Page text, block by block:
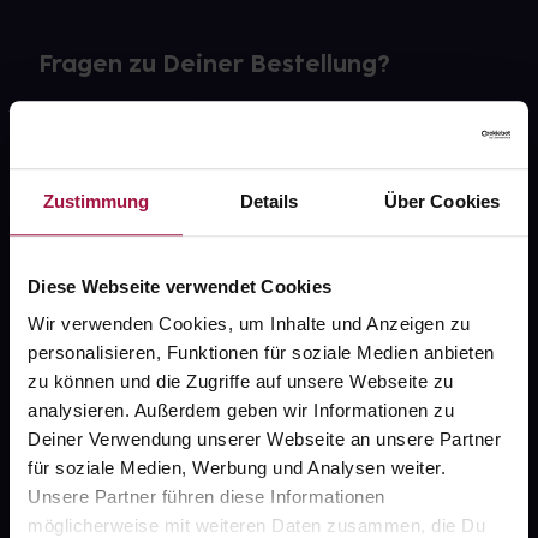
Zustimmung Details Über Cookies
Diese Webseite verwendet Cookies
Wir verwenden Cookies, um Inhalte und Anzeigen zu
personalisieren, Funktionen für soziale Medien anbieten
zu können und die Zugriffe auf unsere Webseite zu
analysieren. Außerdem geben wir Informationen zu
Deiner Verwendung unserer Webseite an unsere Partner
für soziale Medien, Werbung und Analysen weiter.
Unsere Partner führen diese Informationen
möglicherweise mit weiteren Daten zusammen, die Du
Fragen zu Deiner Bestellung?
gesund.de
Über uns
Karriere
Newsletter